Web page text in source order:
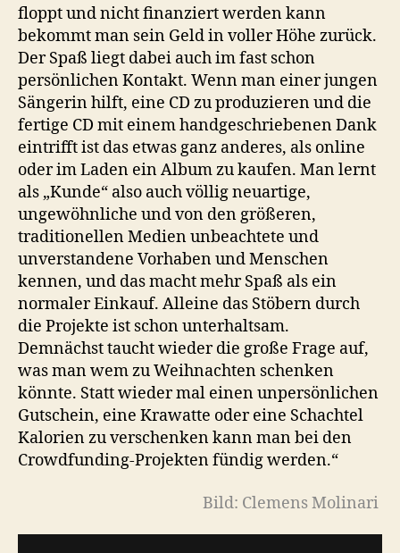
floppt und nicht finanziert werden kann
bekommt man sein Geld in voller Höhe zurück.
Der Spaß liegt dabei auch im fast schon
persönlichen Kontakt. Wenn man einer jungen
Sängerin hilft, eine CD zu produzieren und die
fertige CD mit einem handgeschriebenen Dank
eintrifft ist das etwas ganz anderes, als online
oder im Laden ein Album zu kaufen. Man lernt
als „Kunde“ also auch völlig neuartige,
ungewöhnliche und von den größeren,
traditionellen Medien unbeachtete und
unverstandene Vorhaben und Menschen
kennen, und das macht mehr Spaß als ein
normaler Einkauf. Alleine das Stöbern durch
die Projekte ist schon unterhaltsam.
Demnächst taucht wieder die große Frage auf,
was man wem zu Weihnachten schenken
könnte. Statt wieder mal einen unpersönlichen
Gutschein, eine Krawatte oder eine Schachtel
Kalorien zu verschenken kann man bei den
Crowdfunding-Projekten fündig werden.“
Bild: Clemens Molinari